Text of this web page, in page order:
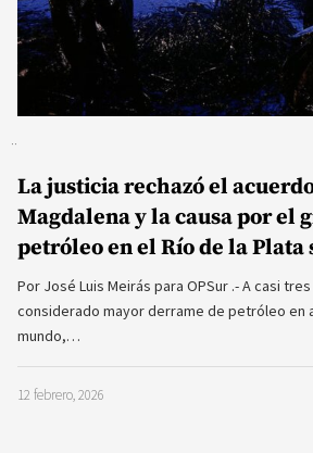
La justicia rechazó el
Magdalena y la causa por el
petróleo en el Río de la Plata
Por José Luis Meirás para OPSur .- A casi
considerado mayor derrame de petróleo en
mundo,…
12 febrero, 2026